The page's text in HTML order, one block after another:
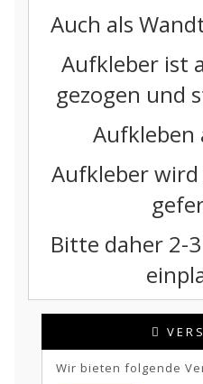
Auch als
Aufkleber ist
gezogen und
Aufkleben
Aufkleber
Bitte daher 2-
Wir bieten folgende